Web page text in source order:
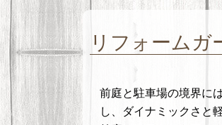
リフォームガ
前庭と駐車場の境界に
し、ダイナミックさと